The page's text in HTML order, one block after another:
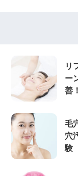
リ
ー
善！
毛
穴
験